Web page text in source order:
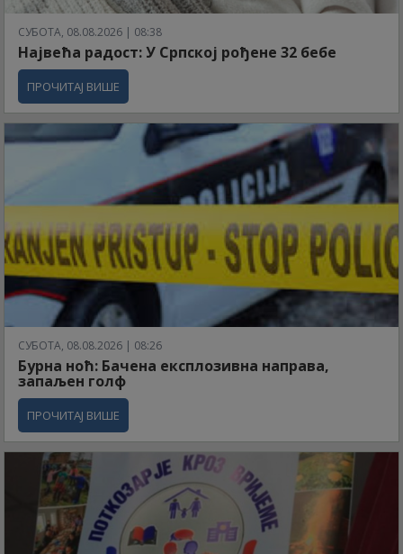
СУБОТА, 08.08.2026 | 08:38
Највећа радост: У Српској рођене 32 бебе
ПРОЧИТАЈ ВИШЕ
СУБОТА, 08.08.2026 | 08:26
Бурна ноћ: Бачена експлозивна направа,
запаљен голф
ПРОЧИТАЈ ВИШЕ